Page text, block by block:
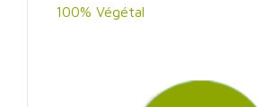
100% Végétal